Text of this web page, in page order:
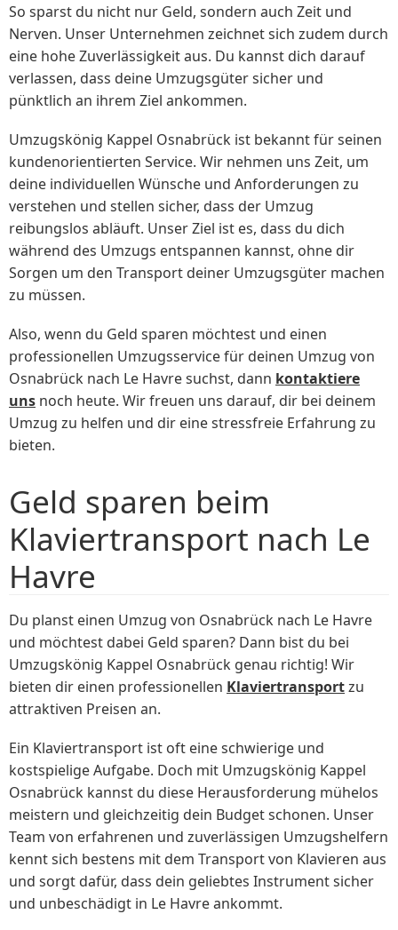
So sparst du nicht nur Geld, sondern auch Zeit und
Nerven. Unser Unternehmen zeichnet sich zudem durch
eine hohe Zuverlässigkeit aus. Du kannst dich darauf
verlassen, dass deine Umzugsgüter sicher und
pünktlich an ihrem Ziel ankommen.
Umzugskönig Kappel Osnabrück ist bekannt für seinen
kundenorientierten Service. Wir nehmen uns Zeit, um
deine individuellen Wünsche und Anforderungen zu
verstehen und stellen sicher, dass der Umzug
reibungslos abläuft. Unser Ziel ist es, dass du dich
während des Umzugs entspannen kannst, ohne dir
Sorgen um den Transport deiner Umzugsgüter machen
zu müssen.
Also, wenn du Geld sparen möchtest und einen
professionellen Umzugsservice für deinen Umzug von
Osnabrück nach Le Havre suchst, dann kontaktiere
uns noch heute. Wir freuen uns darauf, dir bei deinem
Umzug zu helfen und dir eine stressfreie Erfahrung zu
bieten.
Geld sparen beim
Klaviertransport nach Le
Havre
Du planst einen Umzug von Osnabrück nach Le Havre
und möchtest dabei Geld sparen? Dann bist du bei
Umzugskönig Kappel Osnabrück genau richtig! Wir
bieten dir einen professionellen Klaviertransportzu
attraktiven Preisen an.
Ein Klaviertransport ist oft eine schwierige und
kostspielige Aufgabe. Doch mit Umzugskönig Kappel
Osnabrück kannst du diese Herausforderung mühelos
meistern und gleichzeitig dein Budget schonen. Unser
Team von erfahrenen und zuverlässigen Umzugshelfern
kennt sich bestens mit dem Transport von Klavieren aus
und sorgt dafür, dass dein geliebtes Instrument sicher
und unbeschädigt in Le Havre ankommt.